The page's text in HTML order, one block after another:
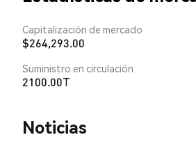
Capitalización de mercado
$264,293.00
Suministro en circulación
2100.00T
Noticias